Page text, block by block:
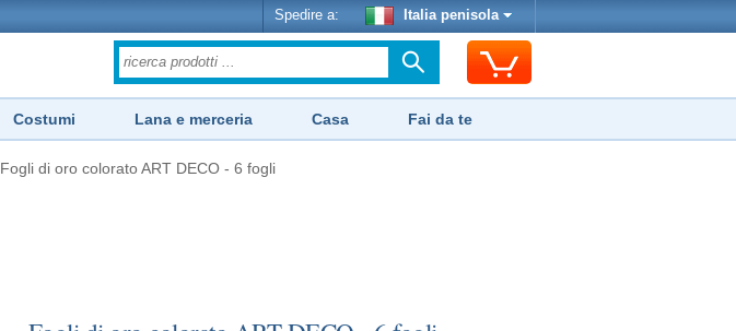
Spedire a: Italia penisola
Costumi Lana e merceria Casa Fai da te
Fogli di oro colorato ART DECO - 6 fogli